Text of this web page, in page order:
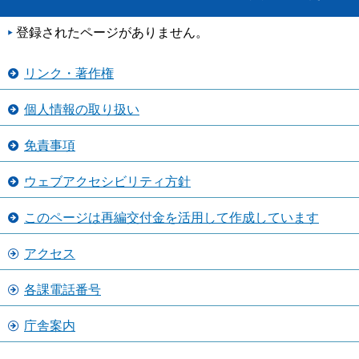
登録されたページがありません。
リンク・著作権
個人情報の取り扱い
免責事項
ウェブアクセシビリティ方針
このページは再編交付金を活用して作成しています
アクセス
各課電話番号
庁舎案内